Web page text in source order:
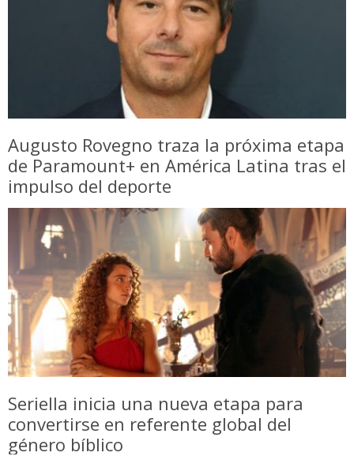
Augusto Rovegno traza la próxima etapa
de Paramount+ en América Latina tras el
impulso del deporte
Seriella inicia una nueva etapa para
convertirse en referente global del
género bíblico